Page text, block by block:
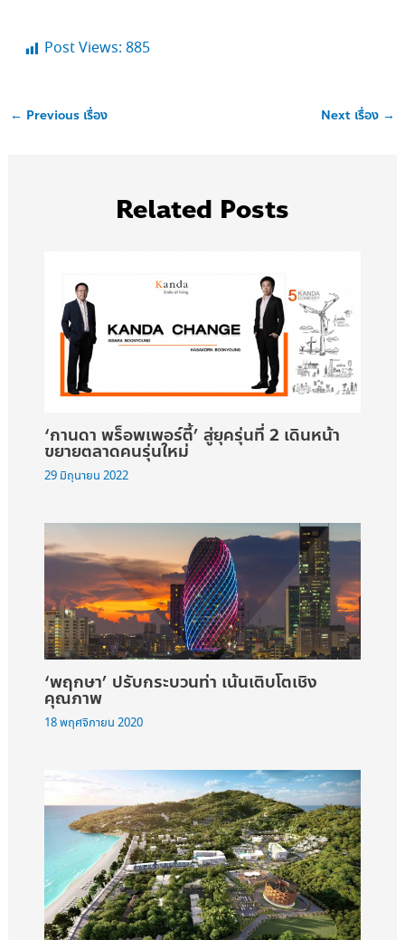
Post Views: 885
← Previous เรื่อง Next เรื่อง →
Related Posts
‘กานดา พร็อพเพอร์ตี้’ สู่ยุครุ่นที่ 2 เดินหน้า
ขยายตลาดคนรุ่นใหม่
29 มิถุนายน 2022
‘พฤกษา’ ปรับกระบวนท่า เน้นเติบโตเชิง
คุณภาพ
18 พฤศจิกายน 2020